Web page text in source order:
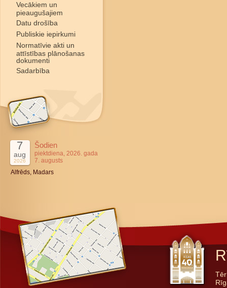
Vecākiem un
pieaugušajiem
Datu drošība
Publiskie iepirkumi
Normatīvie akti un
attīstības plānošanas
dokumenti
Sadarbība
7
aug
2026
Šodien
piektdiena, 2026. gada
7. augusts
Alfrēds, Madars